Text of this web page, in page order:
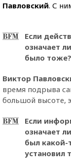
Павловский. С
Если
означает
было тоже?
Виктор
время подрыва
большой высоте,
Если
означает
был какой-
установил